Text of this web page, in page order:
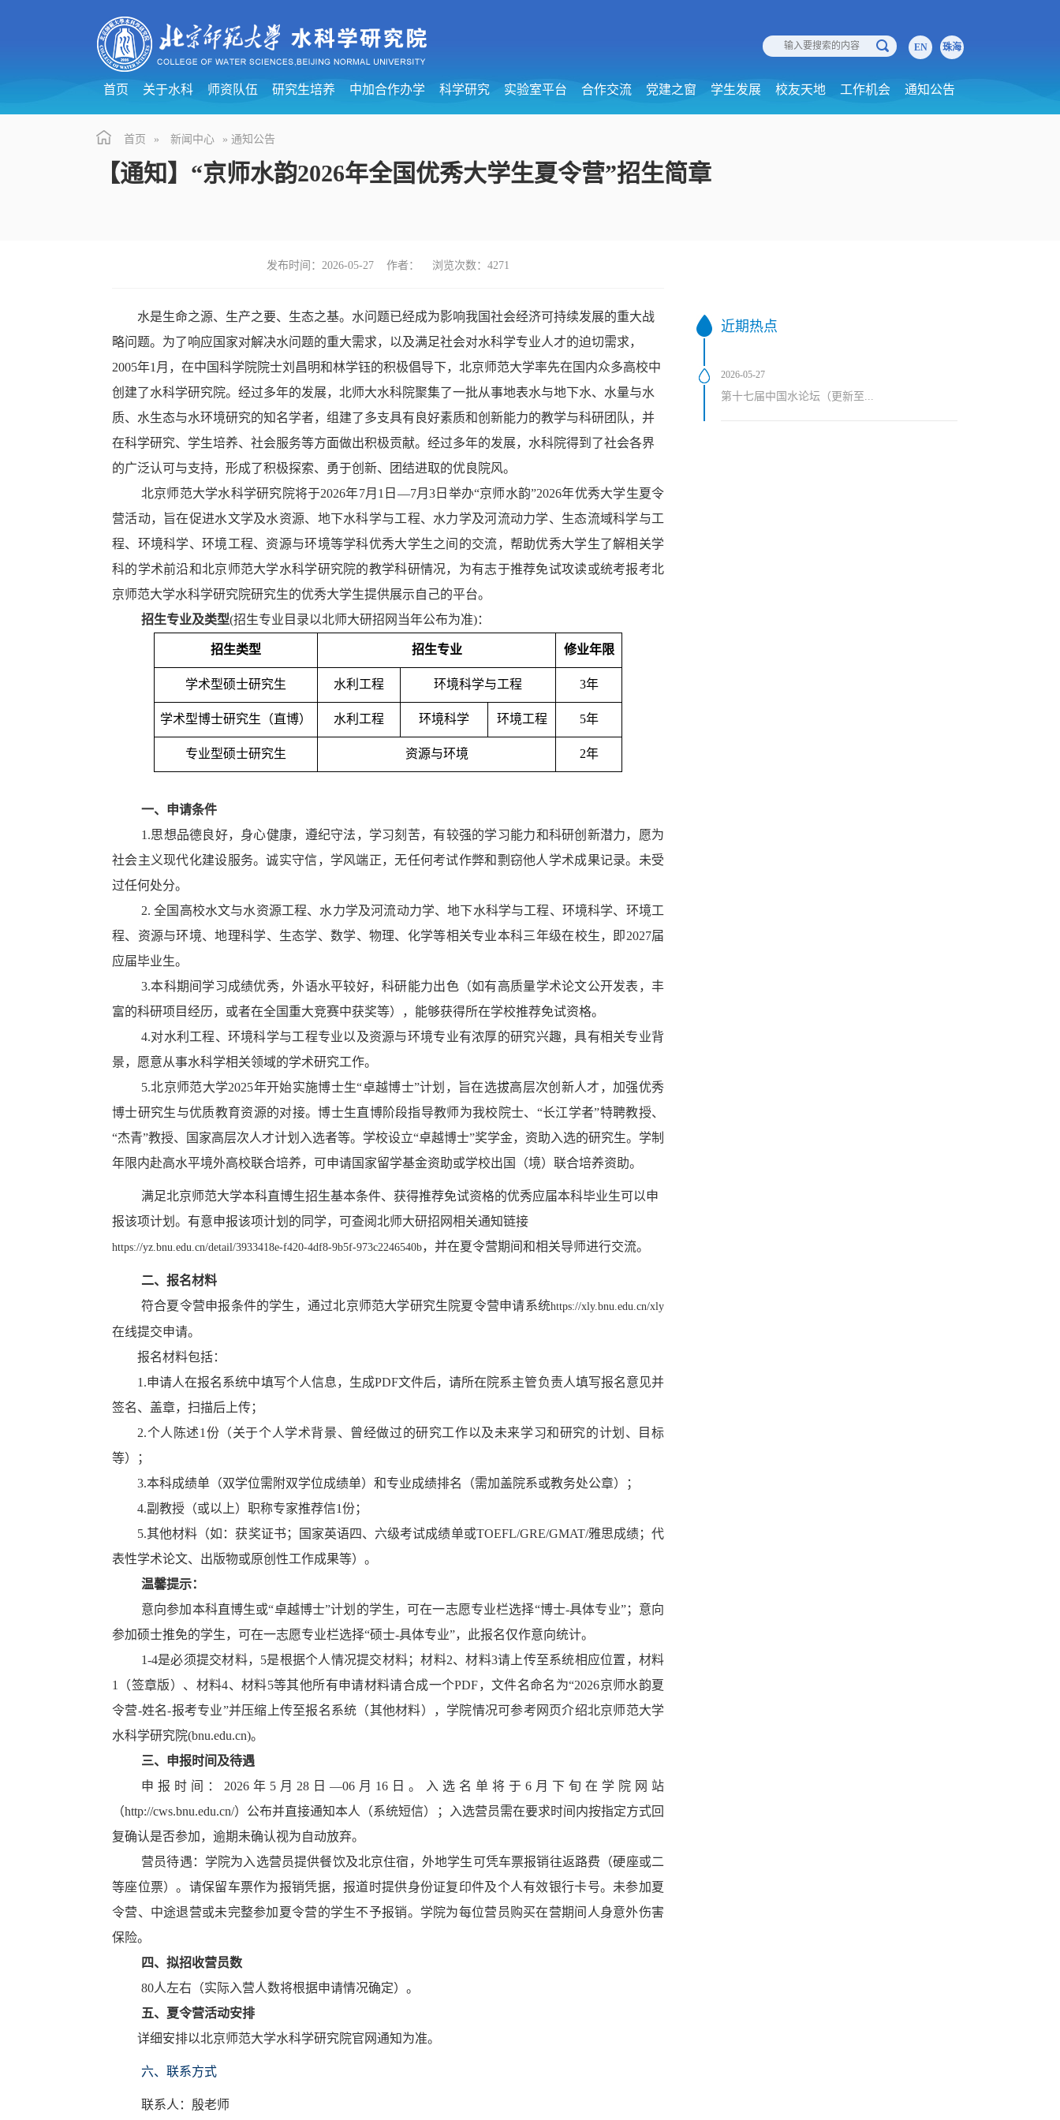
珠海
EN
首页 关于水科 师资队伍 研究生培养 中加合作办学 科学研究 实验室平台 合作交流 党建之窗 学生发展 校友天地 工作机会 通知公告
首页 » 新闻中心 » 通知公告
【通知】“京师水韵2026年全国优秀大学生夏令营”招生简章
发布时间：2026-05-27 作者： 浏览次数： 4271
水是生命之源、生产之要、生态之基。水问题已经成为影响我国社会经济可持续发展的重大战
略问题。为了响应国家对解决水问题的重大需求，以及满足社会对水科学专业人才的迫切需求，
2005年1月，在中国科学院院士刘昌明和林学钰的积极倡导下，北京师范大学率先在国内众多高校中
创建了水科学研究院。经过多年的发展，北师大水科院聚集了一批从事地表水与地下水、水量与水
质、水生态与水环境研究的知名学者，组建了多支具有良好素质和创新能力的教学与科研团队，并
在科学研究、学生培养、社会服务等方面做出积极贡献。经过多年的发展，水科院得到了社会各界
的广泛认可与支持，形成了积极探索、勇于创新、团结进取的优良院风。
北京师范大学水科学研究院将于2026年7月1日—7月3日举办“京师水韵”2026年优秀大学生夏令
营活动，旨在促进水文学及水资源、地下水科学与工程、水力学及河流动力学、生态流域科学与工
程、环境科学、环境工程、资源与环境等学科优秀大学生之间的交流，帮助优秀大学生了解相关学
科的学术前沿和北京师范大学水科学研究院的教学科研情况，为有志于推荐免试攻读或统考报考北
京师范大学水科学研究院研究生的优秀大学生提供展示自己的平台。
招生专业及类型(招生专业目录以北师大研招网当年公布为准)：
招生类型 招生专业 修业年限
学术型硕士研究生 水利工程 环境科学与工程 3年
学术型博士研究生（直博） 水利工程 环境科学 环境工程 5年
专业型硕士研究生 资源与环境 2年
一、申请条件
1.思想品德良好，身心健康，遵纪守法，学习刻苦，有较强的学习能力和科研创新潜力，愿为
社会主义现代化建设服务。诚实守信，学风端正，无任何考试作弊和剽窃他人学术成果记录。未受
过任何处分。
2. 全国高校水文与水资源工程、水力学及河流动力学、地下水科学与工程、环境科学、环境工
程、资源与环境、地理科学、生态学、数学、物理、化学等相关专业本科三年级在校生，即2027届
应届毕业生。
3.本科期间学习成绩优秀，外语水平较好，科研能力出色（如有高质量学术论文公开发表，丰
富的科研项目经历，或者在全国重大竞赛中获奖等），能够获得所在学校推荐免试资格。
4.对水利工程、环境科学与工程专业以及资源与环境专业有浓厚的研究兴趣，具有相关专业背
景，愿意从事水科学相关领域的学术研究工作。
5.北京师范大学2025年开始实施博士生“卓越博士”计划，旨在选拔高层次创新人才，加强优秀
博士研究生与优质教育资源的对接。博士生直博阶段指导教师为我校院士、“长江学者”特聘教授、
“杰青”教授、国家高层次人才计划入选者等。学校设立“卓越博士”奖学金，资助入选的研究生。学制
年限内赴高水平境外高校联合培养，可申请国家留学基金资助或学校出国（境）联合培养资助。
满足北京师范大学本科直博生招生基本条件、获得推荐免试资格的优秀应届本科毕业生可以申
报该项计划。有意申报该项计划的同学，可查阅北师大研招网相关通知链接
https://yz.bnu.edu.cn/detail/3933418e-f420-4df8-9b5f-973c2246540b，并在夏令营期间和相关导师进行交流。
二、报名材料
符合夏令营申报条件的学生，通过北京师范大学研究生院夏令营申请系统https://xly.bnu.edu.cn/xly
在线提交申请。
报名材料包括：
1.申请人在报名系统中填写个人信息，生成PDF文件后，请所在院系主管负责人填写报名意见并
签名、盖章，扫描后上传；
2.个人陈述1份（关于个人学术背景、曾经做过的研究工作以及未来学习和研究的计划、目标
等）；
3.本科成绩单（双学位需附双学位成绩单）和专业成绩排名（需加盖院系或教务处公章）；
4.副教授（或以上）职称专家推荐信1份；
5.其他材料（如：获奖证书；国家英语四、六级考试成绩单或TOEFL/GRE/GMAT/雅思成绩；代
表性学术论文、出版物或原创性工作成果等）。
温馨提示：
意向参加本科直博生或“卓越博士”计划的学生，可在一志愿专业栏选择“博士-具体专业”；意向
参加硕士推免的学生，可在一志愿专业栏选择“硕士-具体专业”，此报名仅作意向统计。
1-4是必须提交材料，5是根据个人情况提交材料；材料2、材料3请上传至系统相应位置，材料
1（签章版）、材料4、材料5等其他所有申请材料请合成一个PDF，文件名命名为“2026京师水韵夏
令营-姓名-报考专业”并压缩上传至报名系统（其他材料），学院情况可参考网页介绍北京师范大学
水科学研究院(bnu.edu.cn)。
三、申报时间及待遇
申报时间：2026年5月28日—06月16日。入选名单将于6月下旬在学院网站
（http://cws.bnu.edu.cn/）公布并直接通知本人（系统短信）；入选营员需在要求时间内按指定方式回
复确认是否参加，逾期未确认视为自动放弃。
营员待遇：学院为入选营员提供餐饮及北京住宿，外地学生可凭车票报销往返路费（硬座或二
等座位票）。请保留车票作为报销凭据，报道时提供身份证复印件及个人有效银行卡号。未参加夏
令营、中途退营或未完整参加夏令营的学生不予报销。学院为每位营员购买在营期间人身意外伤害
保险。
四、拟招收营员数
80人左右（实际入营人数将根据申请情况确定）。
五、夏令营活动安排
详细安排以北京师范大学水科学研究院官网通知为准。
六、联系方式
联系人：殷老师
近期热点
2026-05-27
第十七届中国水论坛（更新至...